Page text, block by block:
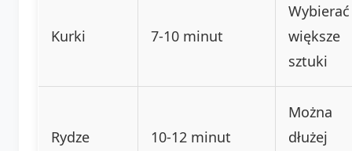
Kurki 7-10 minut
Wybierać
większe
sztuki
Rydze 10-12 minut
Można
dłużej